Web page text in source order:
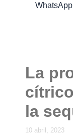
WhatsApp
La
la
10 abril, 2023